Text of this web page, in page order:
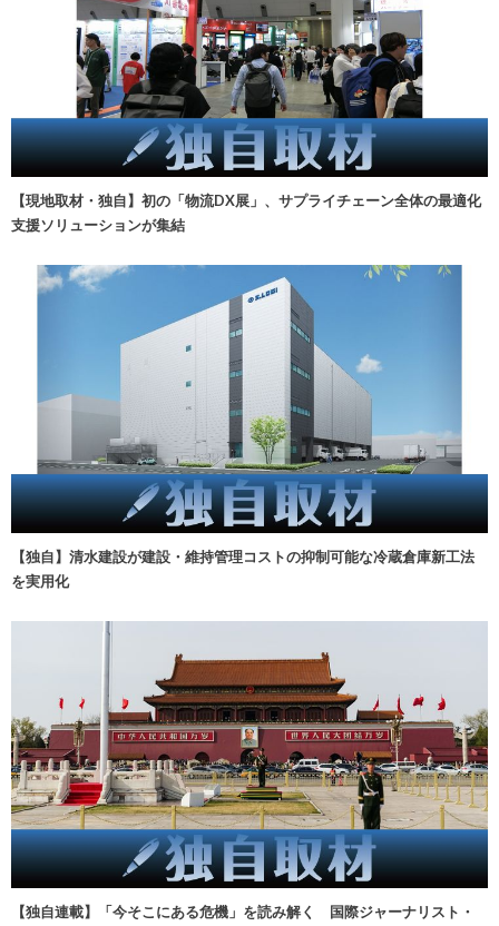
【現地取材・独自】初の「物流DX展」、サプライチェーン全体の最適化
支援ソリューションが集結
【独自】清水建設が建設・維持管理コストの抑制可能な冷蔵倉庫新工法
を実用化
【独自連載】「今そこにある危機」を読み解く 国際ジャーナリスト・